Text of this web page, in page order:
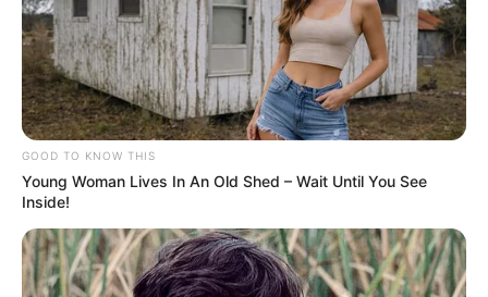
GOOD TO KNOW THIS
Young Woman Lives In An Old Shed – Wait Until You See
Inside!